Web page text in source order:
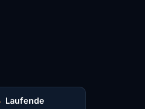
Laufende